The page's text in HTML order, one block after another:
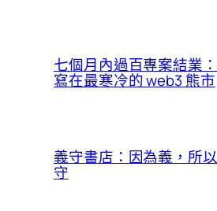
七個月內過百專案結業：
寫在最寒冷的 web3 熊市
義守書店：因為義，所以
守